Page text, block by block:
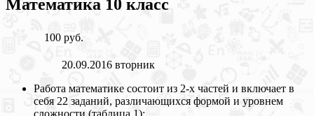
Математика 10 класс
100 руб.
20.09.2016 вторник
Работа математике состоит из 2-х частей и включает в
себя 22 заданий, различающихся формой и уровнем
сложности (таблица 1):